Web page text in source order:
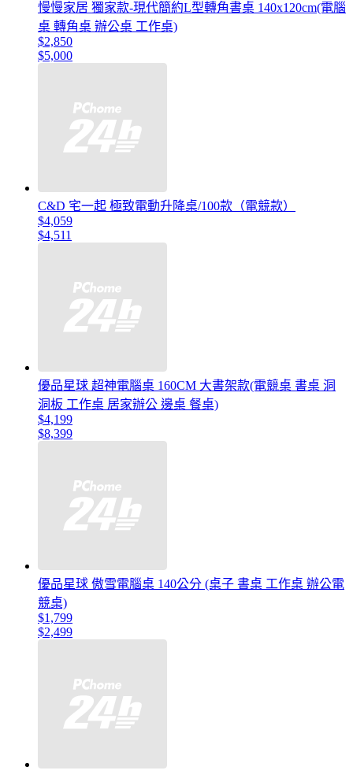
慢慢家居 獨家款-現代簡約L型轉角書桌 140x120cm(電腦
桌 轉角桌 辦公桌 工作桌)
$2,850
$5,000
C&D 宅一起 極致電動升降桌/100款（電競款）
$4,059
$4,511
優品星球 超神電腦桌 160CM 大書架款(電競桌 書桌 洞
洞板 工作桌 居家辦公 邊桌 餐桌)
$4,199
$8,399
優品星球 傲雪電腦桌 140公分 (桌子 書桌 工作桌 辦公電
競桌)
$1,799
$2,499